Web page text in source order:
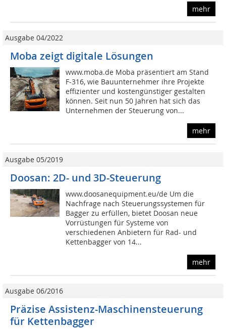
mehr
Ausgabe 04/2022
Moba zeigt digitale Lösungen
www.moba.de Moba präsentiert am Stand
F-316, wie Bauunternehmer ihre Projekte
effizienter und kostengünstiger gestalten
können. Seit nun 50 Jahren hat sich das
Unternehmen der Steuerung von...
mehr
Ausgabe 05/2019
Doosan: 2D- und 3D-Steuerung
www.doosanequipment.eu/de Um die
Nachfrage nach Steuerungssystemen für
Bagger zu erfüllen, bietet Doosan neue
Vorrüstungen für Systeme von
verschiedenen Anbietern für Rad- und
Kettenbagger von 14...
mehr
Ausgabe 06/2016
Präzise Assistenz-Maschinensteuerung
für Kettenbagger